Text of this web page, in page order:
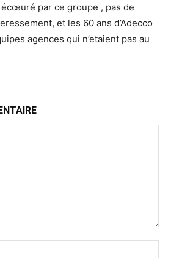
par ce groupe , pas de
et les 60 ans d’Adecco
agences qui n’etaient pas au